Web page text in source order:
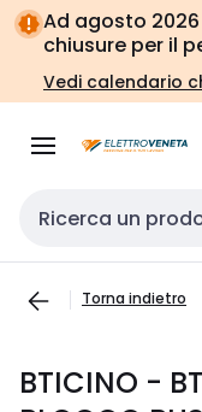
Vai alla
navigazione
Vai
alla
pagina
Ad agosto
chiusure per il
Vedi calendario
Cerca input
Torna indietro
BTICINO -